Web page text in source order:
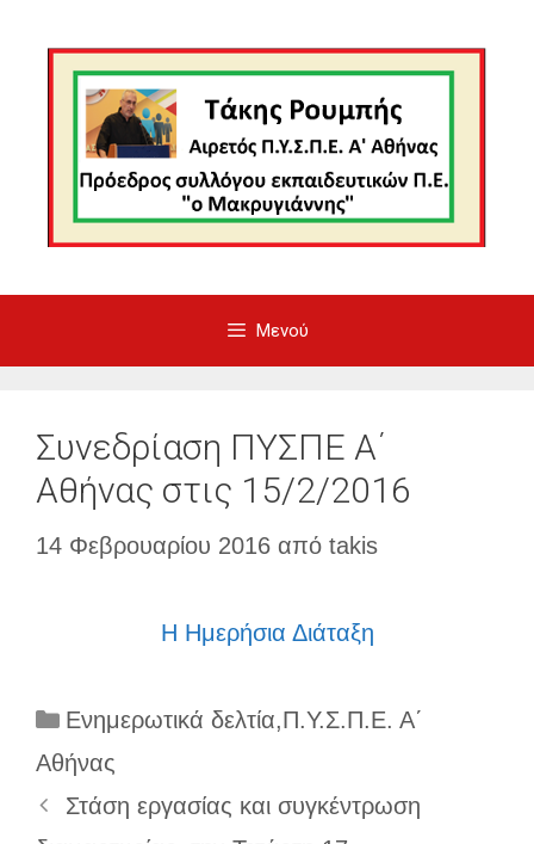
περιεχόμενο
Μενού
Συνεδρίαση ΠΥΣΠΕ Α΄
Αθήνας στις 15/2/2016
14 Φεβρουαρίου 2016 από takis
Η Ημερήσια Διάταξη
Κατηγορίες
Ενημερωτικά δελτία,Π.Υ.Σ.Π.Ε. Α΄
Αθήνας
Στάση εργασίας και συγκέντρωση